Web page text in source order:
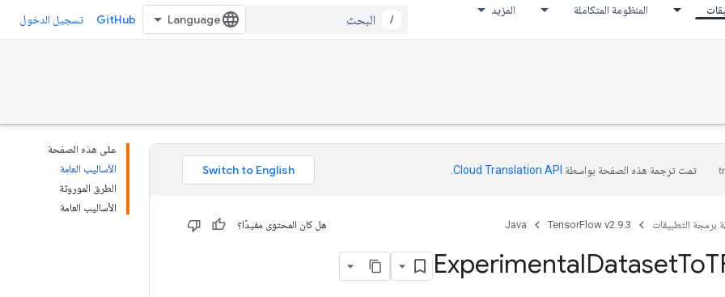
المنظومة المتكاملة المزيد
/
GitHub تسجيل الدخول
على هذه الصفحة
الأساليب العامة
الطرق الموروثة
الأساليب العامة
تمت ترجمة هذه الصفحة بواسطة Cloud Translation API‏
برمجة التطبيقات TensorFlow v2.9.3
Java هل كان المحتوى مفيدًا؟
ExperimentalDatasetTo